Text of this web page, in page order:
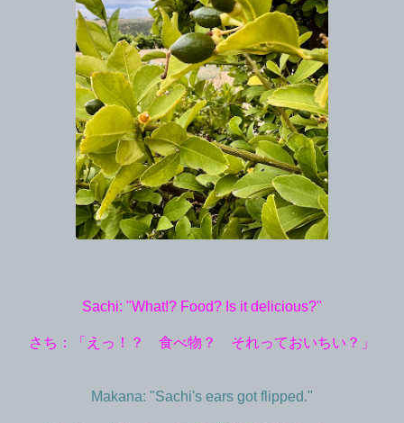
Sachi: "What!? Food? Is it delicious?"
さち：「えっ！？ 食べ物？ それっておいちい？」
Makana: "Sachi's ears got flipped."